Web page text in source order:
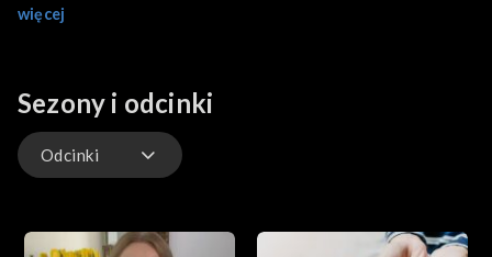
ofiar wojny w Syrii. Koszt takiego pojazdu to 1, 1 mln zł. Dzięki
więcej
Sezony i odcinki
Odcinki